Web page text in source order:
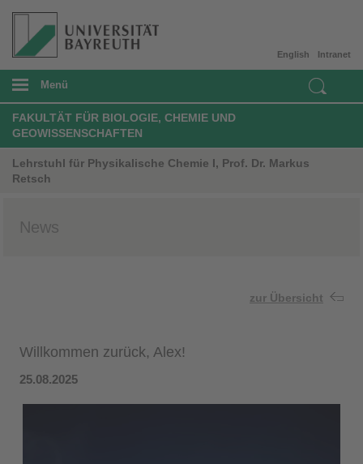
Intranet
English
Menü
FAKULTÄT FÜR BIOLOGIE, CHEMIE UND
GEOWISSENSCHAFTEN
Lehrstuhl für Physikalische Chemie I, Prof. Dr. Markus
Retsch
News
zur Übersicht
Willkommen zurück, Alex!
25.08.2025